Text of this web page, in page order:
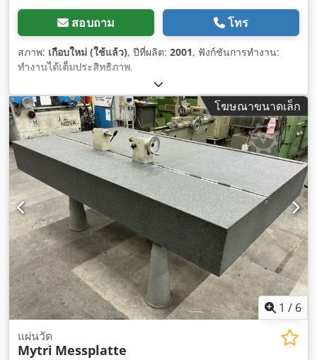
สอบถาม โทร
สภาพ: เกือบใหม่ (ใช้แล้ว), ปีที่ผลิต: 2001, ฟังก์ชันการทำงาน:
ทำงานได้เต็มประสิทธิภาพ,
โฆษณาขนาดเล็ก
1 / 6
แผ่นวัด
Mytri Messplatte